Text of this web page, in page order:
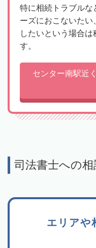
特に相続トラブルな
ーズにおこないた
したいという場合
す。
センター南駅近
司法書士への
エリアや